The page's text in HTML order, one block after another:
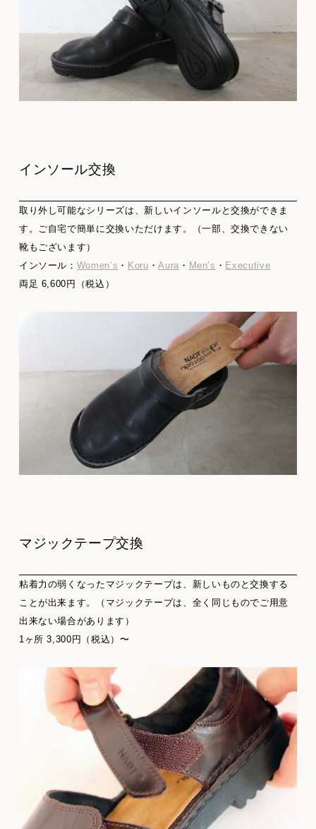
インソール交換
取り外し可能なシリーズは、新しいインソールと交換ができま
す。ご自宅で簡単に交換いただけます。（一部、交換できない
靴もございます）
インソール： Women’s ・ Koru ・Aura ・ Men’s ・ Executive
両足 6,600円（税込）
マジックテープ交換
粘着力の弱くなったマジックテープは、新しいものと交換する
ことが出来ます。（マジックテープは、全く同じものでご用意
出来ない場合があります）
1ヶ所 3,300円（税込）〜